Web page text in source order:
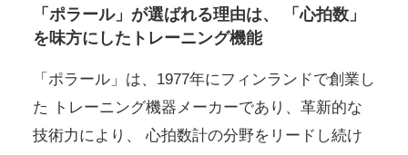
「ポラール」が選ばれる理由は、
「心拍数」
を味方にしたトレーニング機能
「ポラール」は、1977年にフィンランドで創業し
た トレーニング機器メーカーであり、革新的な
技術力により、
心拍数計の分野をリードし続け